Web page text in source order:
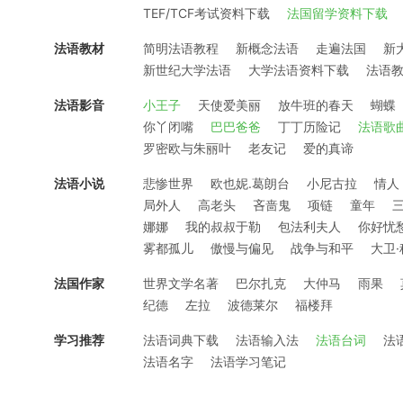
TEF/TCF考试资料下载
法国留学资料下载
法语教材 简明法语教程 新概念法语 走遍法国
新
新世纪大学法语
大学法语资料下载 法语
法语影音 小王子 天使爱美丽 放牛班的春天
蝴蝶
你丫闭嘴
巴巴爸爸 丁丁历险记
法语歌
罗密欧与朱丽叶
老友记 爱的真谛
法语小说 悲惨世界 欧也妮.葛朗台 小尼古拉
情人
局外人
高老头 吝啬鬼 项链 童年
娜娜
我的叔叔于勒 包法利夫人
你好忧
雾都孤儿
傲慢与偏见 战争与和平 大卫
法国作家 世界文学名著 巴尔扎克 大仲马 雨果
纪德
左拉 波德莱尔 福楼拜
学习推荐 法语词典下载 法语输入法 法语台词
法
法语名字
法语学习笔记